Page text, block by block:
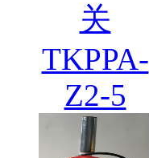
关
TKPPA-
Z2-5